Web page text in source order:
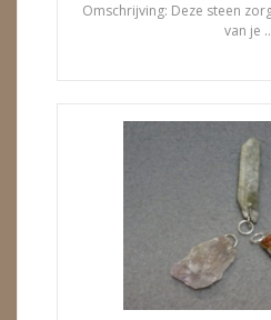
Omschrijving: Deze steen
van je